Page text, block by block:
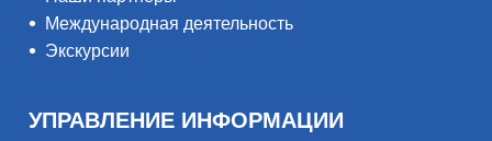
Международная деятельность
Экскурсии
УПРАВЛЕНИЕ ИНФОРМАЦИИ